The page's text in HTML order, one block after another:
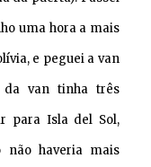
uma hora a mais
e peguei a van
da van tinha três
para Isla del Sol,
não haveria mais